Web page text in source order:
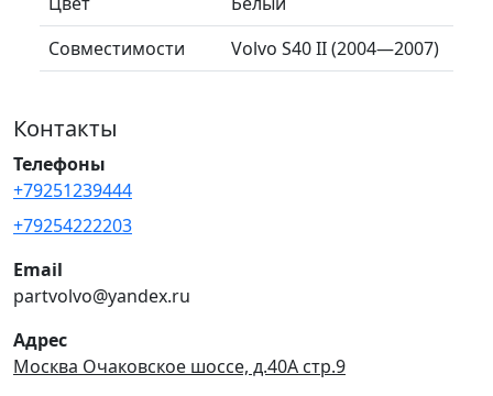
Совместимости
Volvo S40 II (2004—2007)
Контакты
Телефоны
+79251239444
+79254222203
Email
partvolvo@yandex.ru
Адрес
Москва Очаковское шоссе, д.40А стр.9